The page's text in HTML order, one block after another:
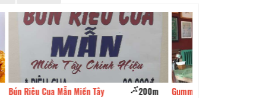
200m Gummy Chicken Steak 230m